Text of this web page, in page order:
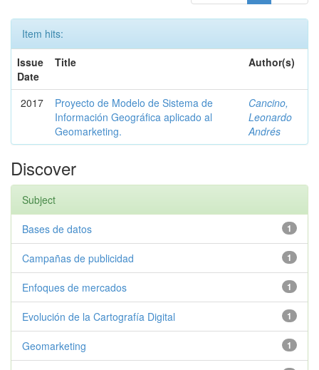
Item hits:
Issue
Date
Title Author(s)
2017
Proyecto de Modelo de Sistema de
Información Geográfica aplicado al
Geomarketing.
Cancino,
Leonardo
Andrés
Discover
Subject
1
Bases de datos
1
Campañas de publicidad
1
Enfoques de mercados
1
Evolución de la Cartografía Digital
1
Geomarketing